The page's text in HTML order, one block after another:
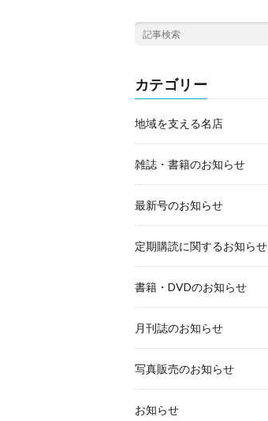
カテゴリー
地域を支える名店
雑誌・書籍のお知らせ
最新号のお知らせ
定期購読に関するお知らせ
書籍・DVDのお知らせ
月刊誌のお知らせ
写真販売のお知らせ
お知らせ